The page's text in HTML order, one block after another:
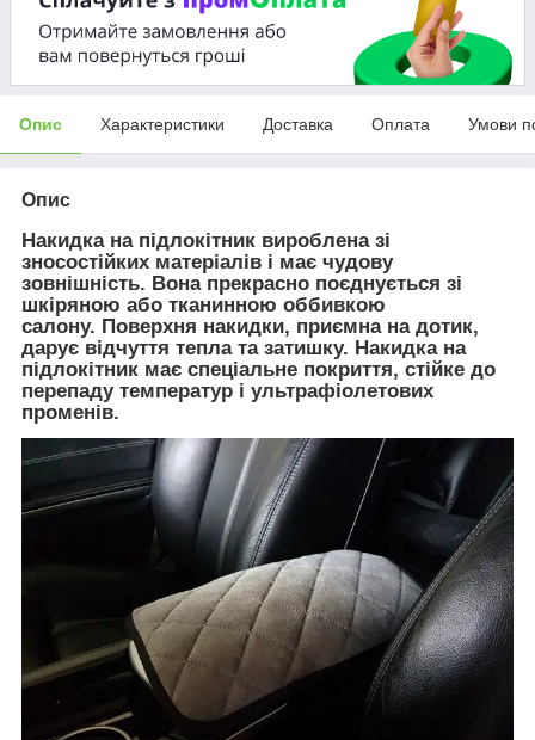
Опис Характеристики Доставка Оплата Умови
Опис
Накидка на підлокітник вироблена зі
зносостійких матеріалів і має чудову
зовнішність. Вона прекрасно поєднується зі
шкіряною або тканинною оббивкою
салону. Поверхня накидки, приємна на дотик,
дарує відчуття тепла та затишку. Накидка на
підлокітник має спеціальне покриття, стійке до
перепаду температур і ультрафіолетових
променів.